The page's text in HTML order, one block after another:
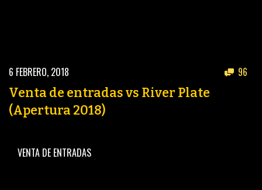
6 FEBRERO, 2018 96
Venta de entradas vs River Plate
(Apertura 2018)
VENTA DE ENTRADAS